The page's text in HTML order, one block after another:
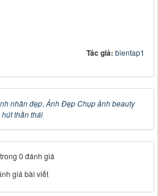
Tác giả: bientap1
nhân đẹp, Ảnh Đẹp Chụp ảnh beauty
thần thái
0 đánh giá
giá bài viết